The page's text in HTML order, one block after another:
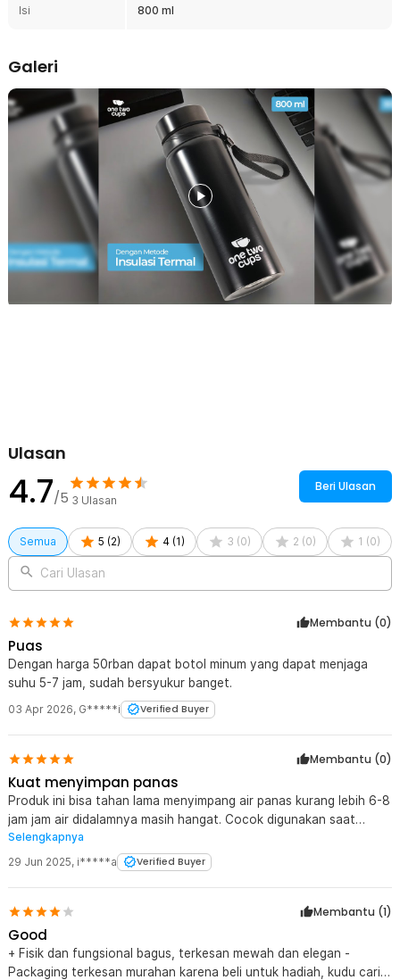
Hemat Penggunaan Plastik
sekedar membeli minuman. Menggunakan botol juga berarti turut
Kelengkapan Produk
Rincian yang Anda dapatkan untuk pembelian produk ini:
1 x One Two Cups Botol Minum Termos Air Panas Dingin
Stainless Steel - HD-688
Isi 800 ml
Galeri
Ulasan
4.7/5 3 Ulasan
Beri Ulasan
Semua 5 (2) 4 (1 ) 3 (0) 2 (0) 1 (0)
Cari Ulasan
Membantu (0)
Puas
Dengan harga 50rban dapat botol minum yang dapat menjaga
suhu 5-7 jam, sudah bersyukur banget.
03 Apr 2026, G*****i Verified Buyer
Membantu (0)
Kuat menyimpan panas
Produk ini bisa tahan lama menyimpang air panas kurang lebih 6-8
jam jam air didalamnya masih hangat. Cocok digunakan saat
bepergian. bahan metal kuat dan aman
Selengkapnya
29 Jun 2025, i*****a Verified Buyer
Membantu (1)
Good
+ Fisik dan fungsional bagus, terkesan mewah dan elegan -
Packaging terkesan murahan karena beli untuk hadiah, kudu cari